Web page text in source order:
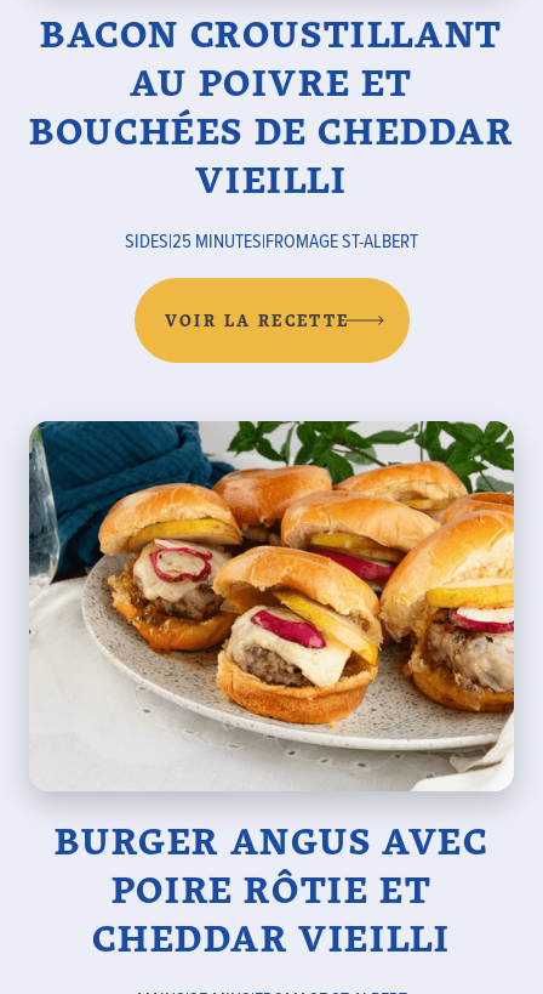
BACON CROUSTILLANT
AU POIVRE ET
BOUCHÉES DE CHEDDAR
VIEILLI
SIDES|25 MINUTES|FROMAGE ST-ALBERT
VOIR LA RECETTE
BURGER ANGUS AVEC
POIRE RÔTIE ET
CHEDDAR VIEILLI